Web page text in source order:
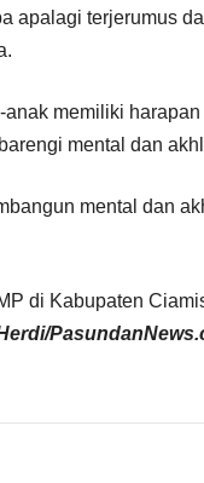
apalagi terjerumus
anak memiliki
mental dan
mental dan
di Kabupaten